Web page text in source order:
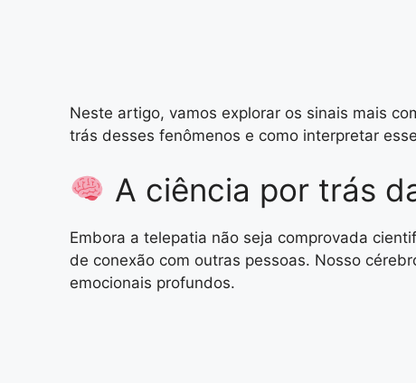
Neste artigo, vamos explorar os sinais mais
trás desses fenômenos e como interpretar
A ciência por trás
Embora a telepatia não seja comprovada
de conexão com outras pessoas. Nosso
emocionais profundos.